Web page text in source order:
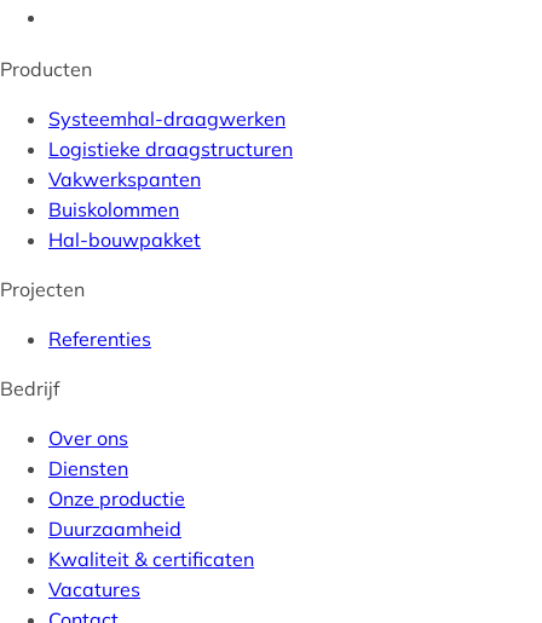
Producten
Systeemhal-draagwerken
Logistieke draagstructuren
Vakwerkspanten
Buiskolommen
Hal-bouwpakket
Projecten
Referenties
Bedrijf
Over ons
Diensten
Onze productie
Duurzaamheid
Kwaliteit & certificaten
Vacatures